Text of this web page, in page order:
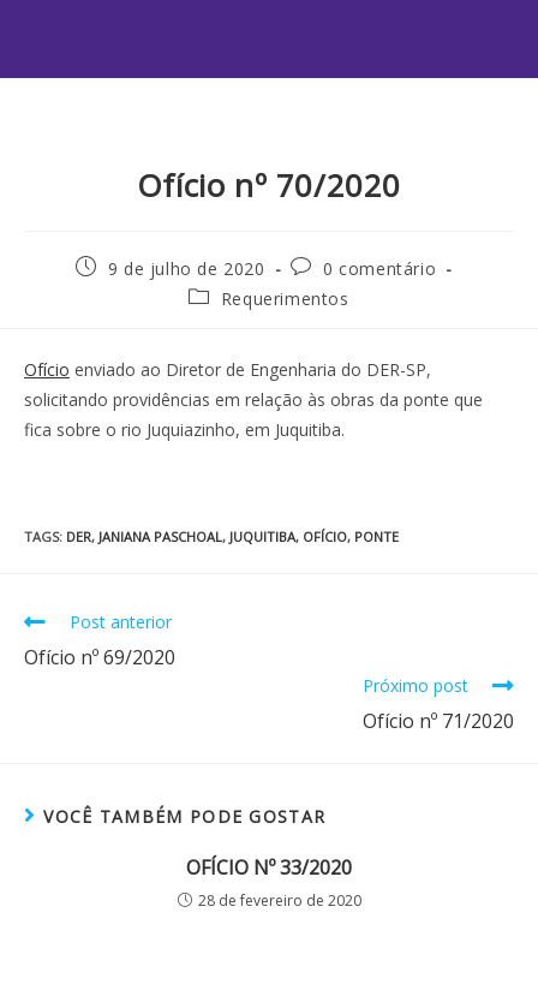
Ofício nº 70/2020
9 de julho de 2020
0 comentário
Requerimentos
Ofício enviado ao Diretor de Engenharia do DER-SP,
solicitando providências em relação às obras da ponte que
fica sobre o rio Juquiazinho, em Juquitiba.
TAGS: DER, JANIANA PASCHOAL, JUQUITIBA, OFÍCIO, PONTE
Post anterior
Ofício nº 69/2020
Próximo post
Ofício nº 71/2020
VOCÊ TAMBÉM PODE GOSTAR
OFÍCIO Nº 33/2020
28 de fevereiro de 2020